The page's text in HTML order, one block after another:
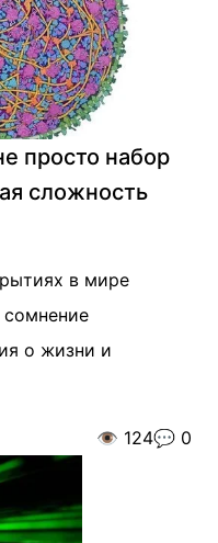
просто набор
сложность
в мире
сомнение
о жизни и
👁️ 124💬 0